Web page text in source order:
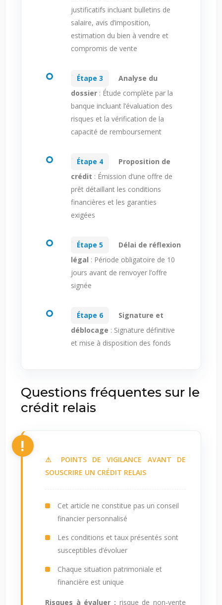
justificatifs incluant bulletins de
salaire, avis d’imposition,
estimation du bien à vendre et
compromis de vente
Étape 3
Analyse du
dossier : Étude complète par la
banque incluant l’évaluation des
risques et la vérification de la
capacité de remboursement
Étape 4
Proposition de
crédit : Émission d’une offre de
prêt détaillant les conditions
financières et les garanties
exigées
Étape 5
Délai de réflexion
légal : Période obligatoire de 10
jours avant de renvoyer l’offre
signée
Étape 6
Signature et
déblocage : Signature définitive
et mise à disposition des fonds
Questions fréquentes sur le
crédit relais
⚠ POINTS DE VIGILANCE AVANT DE
SOUSCRIRE UN CRÉDIT RELAIS
Cet article ne constitue pas un conseil
financier personnalisé
Les conditions et taux présentés sont
susceptibles d’évoluer
Chaque situation patrimoniale et
financière est unique
Risques à évaluer : risque de non-vente